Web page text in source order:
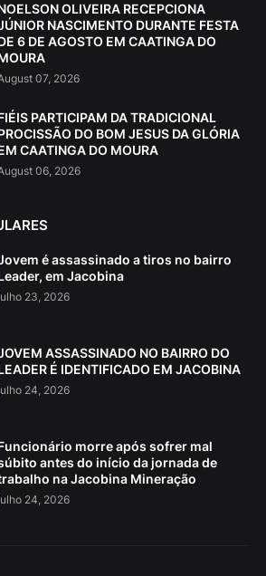
OLIVEIRA RECEPCIONA
NASCIMENTO DURANTE FESTA
6 DE AGOSTO EM CAATINGA DO
07, 2026
PARTICIPAM DA TRADICIONAL
DO BOM JESUS DA GLÓRIA
CAATINGA DO MOURA
06, 2026
é assassinado a tiros no bairro
em Jacobina
23, 2026
ASSASSINADO NO BAIRRO DO
É IDENTIFICADO EM JACOBINA
24, 2026
morre após sofrer mal
antes do início da jornada de
na Jacobina Mineração
24, 2026